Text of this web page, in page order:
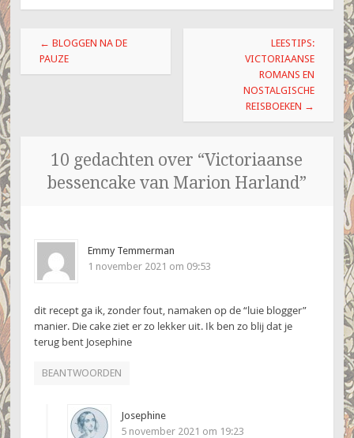
Berichtnavigatie
← BLOGGEN NA DE
PAUZE
LEESTIPS:
VICTORIAANSE
ROMANS EN
NOSTALGISCHE
REISBOEKEN →
10 gedachten over “Victoriaanse
bessencake van Marion Harland”
Emmy Temmerman
1 november 2021 om 09:53
dit recept ga ik, zonder fout, namaken op de “luie blogger”
manier. Die cake ziet er zo lekker uit. Ik ben zo blij dat je
terug bent Josephine
BEANTWOORDEN
Josephine
5 november 2021 om 19:23